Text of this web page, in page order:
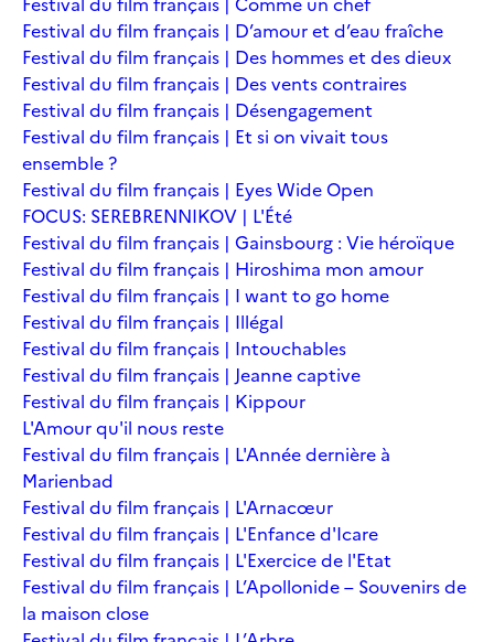
Festival du film français | D’amour et d’eau fraîche
Festival du film français | Des hommes et des dieux
Festival du film français | Des vents contraires
Festival du film français | Désengagement
Festival du film français | Et si on vivait tous
ensemble ?
Festival du film français | Eyes Wide Open
FOCUS: SEREBRENNIKOV | L'Été
Festival du film français | Gainsbourg : Vie héroïque
Festival du film français | Hiroshima mon amour
Festival du film français | I want to go home
Festival du film français | Illégal
Festival du film français | Intouchables
Festival du film français | Jeanne captive
Festival du film français | Kippour
L'Amour qu'il nous reste
Festival du film français | L'Année dernière à
Marienbad
Festival du film français | L'Arnacœur
Festival du film français | L'Enfance d'Icare
Festival du film français | L'Exercice de l'Etat
Festival du film français | L’Apollonide – Souvenirs de
la maison close